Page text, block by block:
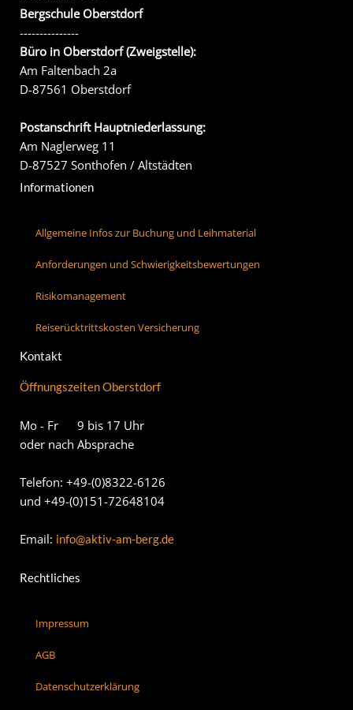
Bergschule Oberstdorf
---------------
Büro in Oberstdorf (Zweigstelle):
Am Faltenbach 2a
D-87561 Oberstdorf
Postanschrift Hauptniederlassung:
Am Naglerweg 11
D-87527 Sonthofen / Altstädten
Informationen
Allgemeine Infos zur Buchung und Leihmaterial
Anforderungen und Schwierigkeitsbewertungen
Risikomanagement
Reiserücktrittskosten Versicherung
Kontakt
Öffnungszeiten Oberstdorf
Mo - Fr 9 bis 17 Uhr
oder nach Absprache
Telefon: +49-(0)8322-6126
und +49-(0)151-72648104
Email: info@aktiv-am-berg.de
Rechtliches
Impressum
AGB
Datenschutzerklärung